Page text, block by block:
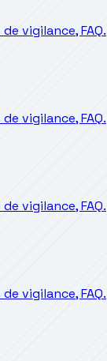
vigilance, FAQ.
vigilance, FAQ.
vigilance, FAQ.
vigilance, FAQ.